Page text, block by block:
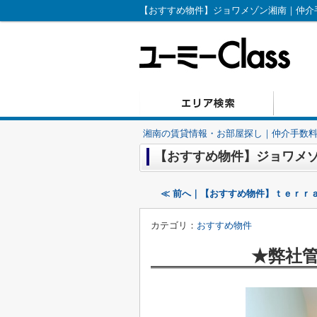
【おすすめ物件】ジョワメゾン湘南｜仲
湘南の賃貸情報・お部屋探し｜仲介手数
【おすすめ物件】ジョワメ
≪ 前へ｜【おすすめ物件】ｔｅｒｒ
カテゴリ： おすすめ物件
★弊社